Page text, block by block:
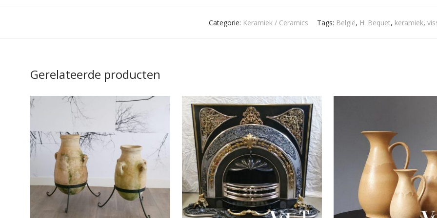
Categorie: Keramiek / Ceramics Tags: België, H. Bequet, keramiek,
Gerelateerde producten